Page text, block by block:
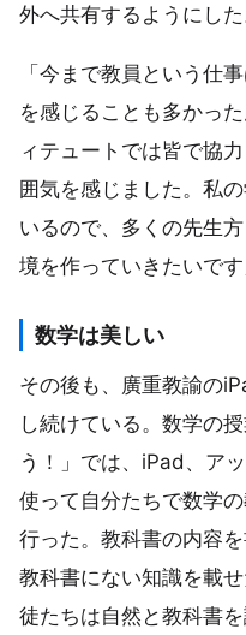
外へ共有するようにした
「今まで教員という仕
を感じることも多かっ
ィテュートでは皆で協
囲気を感じました。私
いるので、多くの先生
境を作っていきたいです
数学は美しい
その後も、廣重教諭の
し続けている。数学の
う！」では、iPad、ア
使って自分たちで数学
行った。教科書の内容
教科書にない知識を載
徒たちは自然と教科書